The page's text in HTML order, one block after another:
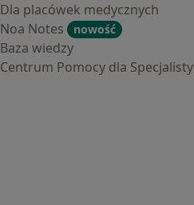
Dla placówek medycznych
Noa Notes
nowość
Baza wiedzy
Centrum Pomocy dla Specjalisty